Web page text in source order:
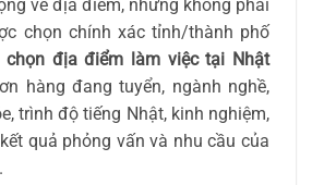
về địa điểm, nhưng không phải
chọn chính xác tỉnh/thành phố
chọn địa điểm làm việc tại Nhật
hàng đang tuyển, ngành nghề,
trình độ tiếng Nhật, kinh nghiệm,
quả phỏng vấn và nhu cầu của